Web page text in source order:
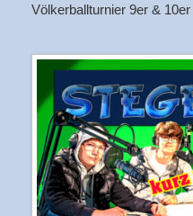
Völkerballturnier 9er & 10er